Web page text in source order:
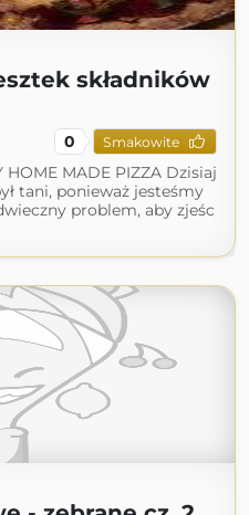
składników
0 Smakowite
MADE PIZZA Dzisiaj
tani, ponieważ jesteśmy
problem, aby zjeśc